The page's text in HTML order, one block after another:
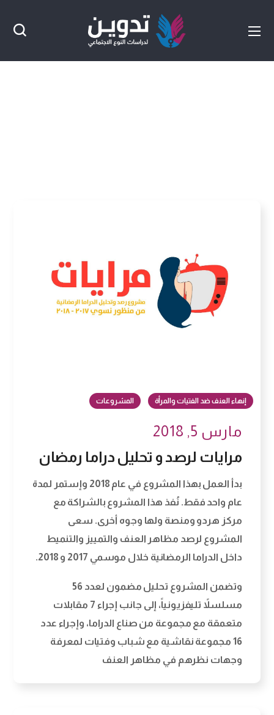
إنهاء العنف ضد الفتيات والمرأة المشروعات
مارس 5, 2018
مرايات لرصد و تحليل دراما رمضان
بدأ العمل بهذا المشروع في عام 2018 وإستمر لمدة
عام واحد فقط. نُفذ هذا المشروع بالشراكة مع
مركز هردو ومنصة ولها وجوه أخرى. سعى
المشروع لرصد مظاهر العنف والتمييز والتنميط
داخل الدراما الرمضانية خلال موسمي 2017 و 2018.
وتضمن المشروع تحليل مضمون لعدد 56
مسلسلاً تليفزيونياً، إلى جانب إجراء 7 مقابلات
متعمقة مع مجموعة من صناع الدراما، وإجراء عدد
16 مجموعة نقاشية مع شباب وفتيات لمعرفة
وجهات نظرهم في مظاهر العنف